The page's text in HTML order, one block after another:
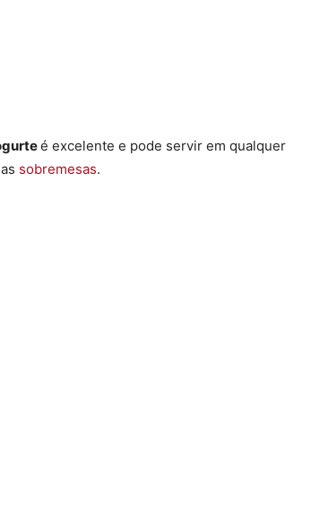
é excelente e pode servir em qualquer
sobremesas.